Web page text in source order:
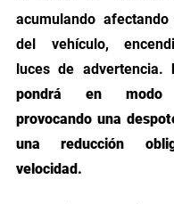
acumulando
del vehículo,
luces de advertencia.
pondrá en modo
provocando una
una reducción
velocidad.